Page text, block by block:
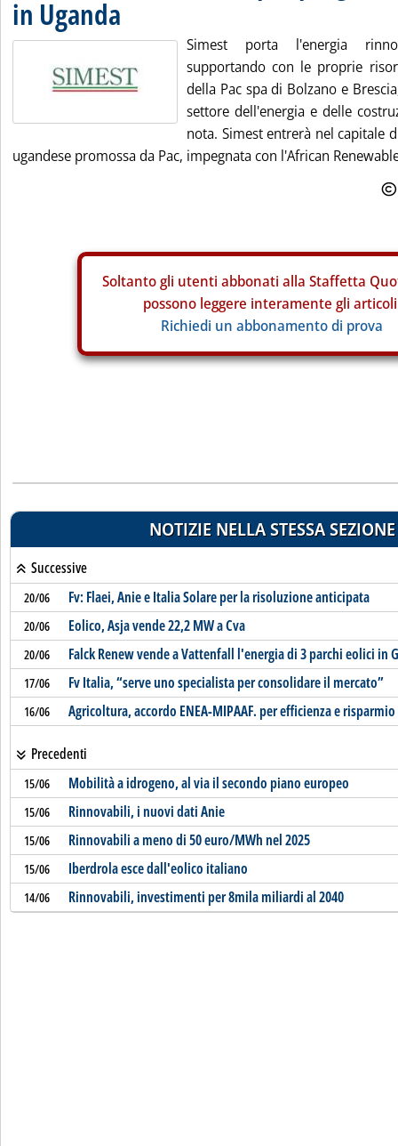
in Uganda
Simest porta l'energia
supportando con le proprie
della Pac spa di Bolzano e
settore dell'energia e delle
nota. Simest entrerà nel capitale
ugandese promossa da Pac, impegnata con l'African
Soltanto gli utenti abbonati alla Staffetta
possono leggere interamente gli
Richiedi un abbonamento di prova
NOTIZIE NELLA STESSA SEZIONE
Successive
20/06 Fv: Flaei, Anie e Italia Solare per la risoluzione anticipata
20/06 Eolico, Asja vende 22,2 MW a Cva
20/06 Falck Renew vende a Vattenfall l'energia di 3 parchi eolici in
17/06 Fv Italia, “serve uno specialista per consolidare il mercato”
16/06 Agricoltura, accordo ENEA-MIPAAF. per efficienza e
Precedenti
15/06 Mobilità a idrogeno, al via il secondo piano europeo
15/06 Rinnovabili, i nuovi dati Anie
15/06 Rinnovabili a meno di 50 euro/MWh nel 2025
15/06 Iberdrola esce dall'eolico italiano
14/06 Rinnovabili, investimenti per 8mila miliardi al 2040